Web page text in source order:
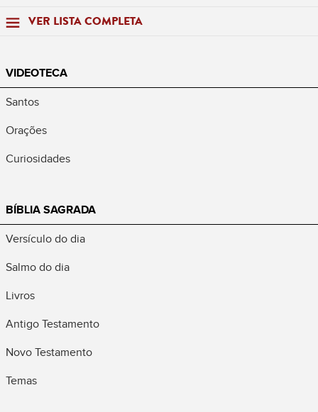
VER LISTA COMPLETA
VIDEOTECA
Santos
Orações
Curiosidades
BÍBLIA SAGRADA
Versículo do dia
Salmo do dia
Livros
Antigo Testamento
Novo Testamento
Temas